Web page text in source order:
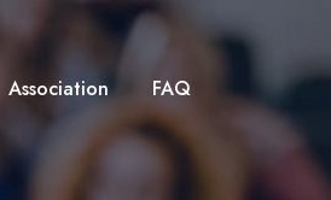
Association FAQ